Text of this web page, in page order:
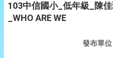
103中信國小_低年級_陳
_WHO ARE WE
發布單位